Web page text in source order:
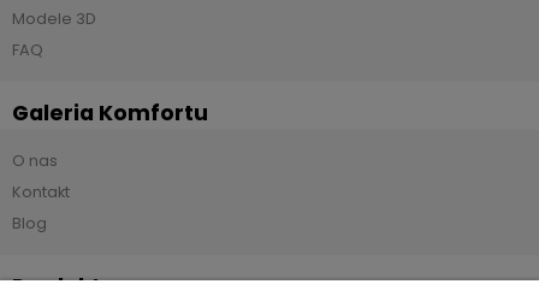
Modele 3D
FAQ
Galeria Komfortu
O nas
Kontakt
Blog
Produkty